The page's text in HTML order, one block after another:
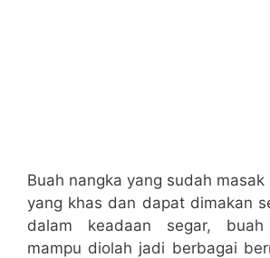
Buah nangka yang sudah masak
yang khas dan dapat dimakan
dalam keadaan segar,
mampu diolah jadi berbagai